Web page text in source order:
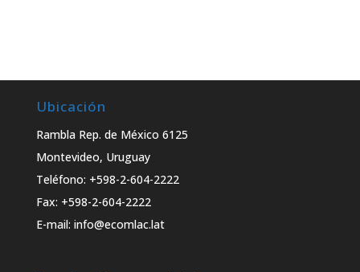
Ubicación
Rambla Rep. de México 6125
Montevideo, Uruguay
Teléfono: +598-2-604-2222
Fax: +598-2-604-2222
E-mail: info@ecomlac.lat